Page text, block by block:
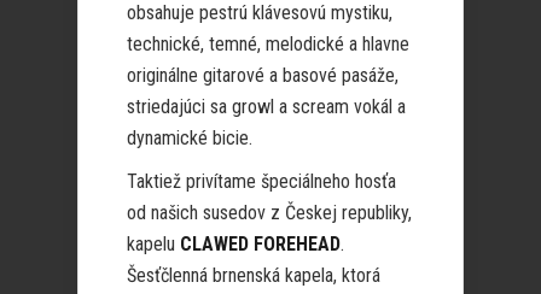
obsahuje pestrú klávesovú mystiku,
technické, temné, melodické a hlavne
originálne gitarové a basové pasáže,
striedajúci sa growl a scream vokál a
dynamické bicie.
Taktiež privítame špeciálneho hosťa
od našich susedov z Českej republiky,
kapelu CLAWED FOREHEAD.
Šesťčlenná brnenská kapela, ktorá